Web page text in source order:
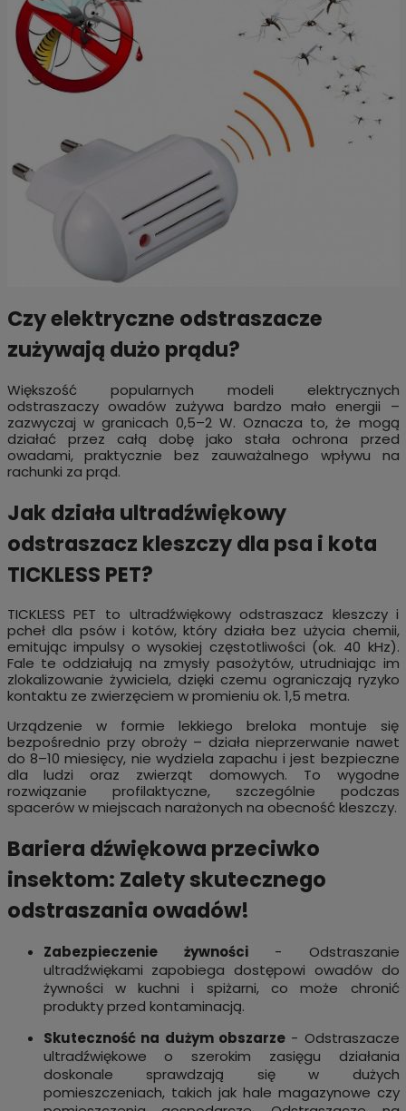
Czy elektryczne odstraszacze
zużywają dużo prądu?
Większość popularnych modeli elektrycznych
odstraszaczy owadów zużywa bardzo mało energii –
zazwyczaj w granicach 0,5–2 W. Oznacza to, że mogą
działać przez całą dobę jako stała ochrona przed
owadami, praktycznie bez zauważalnego wpływu na
rachunki za prąd.
Jak działa ultradźwiękowy
odstraszacz kleszczy dla psa i kota
TICKLESS PET?
TICKLESS PET to ultradźwiękowy odstraszacz kleszczy i
pcheł dla psów i kotów, który działa bez użycia chemii,
emitując impulsy o wysokiej częstotliwości (ok. 40 kHz).
Fale te oddziałują na zmysły pasożytów, utrudniając im
zlokalizowanie żywiciela, dzięki czemu ograniczają ryzyko
kontaktu ze zwierzęciem w promieniu ok. 1,5 metra.
Urządzenie w formie lekkiego breloka montuje się
bezpośrednio przy obroży – działa nieprzerwanie nawet
do 8–10 miesięcy, nie wydziela zapachu i jest bezpieczne
dla ludzi oraz zwierząt domowych. To wygodne
rozwiązanie profilaktyczne, szczególnie podczas
spacerów w miejscach narażonych na obecność kleszczy.
Bariera dźwiękowa przeciwko
insektom: Zalety skutecznego
odstraszania owadów!
Zabezpieczenie żywności - Odstraszanie
ultradźwiękami zapobiega dostępowi owadów do
żywności w kuchni i spiżarni, co może chronić
produkty przed kontaminacją.
Skuteczność na dużym obszarze - Odstraszacze
ultradźwiękowe o szerokim zasięgu działania
doskonale sprawdzają się w dużych
pomieszczeniach, takich jak hale magazynowe czy